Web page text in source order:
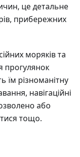
це детальне
прибережних
моряків та
прогулянок
їм різноманітну
навігаційні
або
тощо.